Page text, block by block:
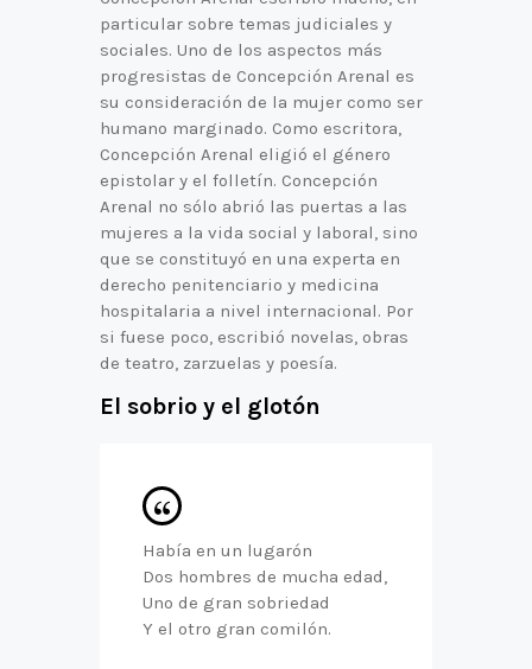
particular sobre temas judiciales y
sociales. Uno de los aspectos más
progresistas de Concepción Arenal es
su consideración de la mujer como ser
humano marginado. Como escritora,
Concepción Arenal eligió el género
epistolar y el folletín. Concepción
Arenal no sólo abrió las puertas a las
mujeres a la vida social y laboral, sino
que se constituyó en una experta en
derecho penitenciario y medicina
hospitalaria a nivel internacional. Por
si fuese poco, escribió novelas, obras
de teatro, zarzuelas y poesía.
El sobrio y el glotón
Había en un lugarón
Dos hombres de mucha edad,
Uno de gran sobriedad
Y el otro gran comilón.